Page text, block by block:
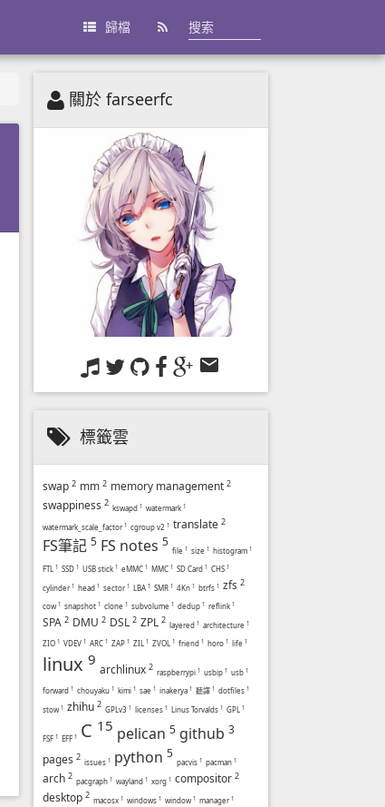
歸檔
關於 farseerfc
標籤雲
swap 2 mm 2 memory management 2
swappiness 2 kswapd 1 watermark 1
watermark_scale_factor 1 cgroup v2 1 translate 2
FS筆記 5 FS notes 5
file 1 size 1 histogram 1
FTL 1 SSD 1 USB stick 1 eMMC 1 MMC 1 SD Card 1 CHS 1
cylinder 1 head 1 sector 1 LBA 1 SMR 1 4Kn 1 btrfs 1 zfs 2
cow 1 snapshot 1 clone 1 subvolume 1 dedup 1 reflink 1
SPA 2 DMU 2 DSL 2 ZPL 2 layered 1 architecture 1
ZIO 1 VDEV 1 ARC 1 ZAP 1 ZIL 1 ZVOL 1 friend 1 horo 1 life 1
linux 9
archlinux 2 raspberrypi 1 usbip 1 usb 1
forward 1 chouyaku 1 kimi 1 sae 1 inakerya 1 聽譯 1 dotfiles 1
stow 1 zhihu 2 GPLv3 1 licenses 1 Linus Torvalds 1 GPL 1
FSF 1 EFF 1 C 15 pelican 5 github 3
pages 2 issues 1 python 5
pacvis 1 pacman 1
arch 2 pacgraph 1 wayland 1 xorg 1 compositor 2
desktop 2 macosx 1 windows 1 window 1 manager 1